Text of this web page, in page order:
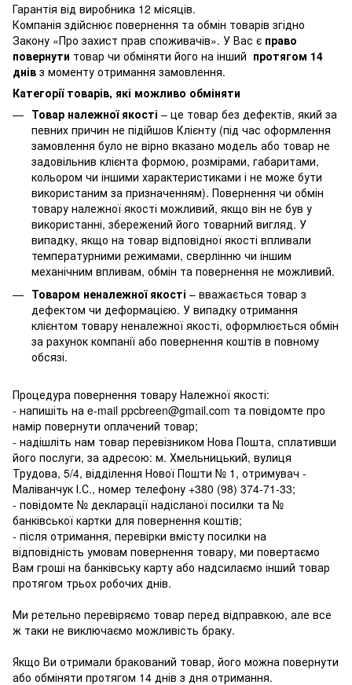
Гарантія від виробника 12 місяців.
Компанія здійснює повернення та обмін товарів згідно
Закону «Про захист прав споживачів». У Вас є право
повернути товар чи обміняти його на інший протягом 14
днів з моменту отримання замовлення.
Категорії товарів, які можливо обміняти
Товар належної якості – це товар без дефектів, який за
певних причин не підійшов Клієнту (під час оформлення
замовлення було не вірно вказано модель або товар не
задовільнив клієнта формою, розмірами, габаритами,
кольором чи іншими характеристиками і не може бути
використаним за призначенням). Повернення чи обмін
товару належної якості можливий, якщо він не був у
використанні, збережений його товарний вигляд. У
випадку, якщо на товар відповідної якості впливали
температурними режимами, сверлінню чи іншим
механічним впливам, обмін та повернення не можливий.
Товаром неналежної якості – вважається товар з
дефектом чи деформацією. У випадку отримання
клієнтом товару неналежної якості, оформлюється обмін
за рахунок компанії або повернення коштів в повному
обсязі.
Процедура повернення товару Належної якості:
- напишіть на e-mail ppcbreen@gmail.com та повідомте про
намір повернути оплачений товар;
- надішліть нам товар перевізником Нова Пошта, сплативши
його послуги, за адресою: м. Хмельницький, вулиця
Трудова, 5/4, відділення Нової Пошти № 1, отримувач -
Маліванчук І.С., номер телефону +380 (98) 374-71-33;
- повідомте № декларації надісланої посилки та №
банківської картки для повернення коштів;
- після отримання, перевірки вмісту посилки на
відповідність умовам повернення товару, ми повертаємо
Вам гроші на банківську карту або надсилаємо інший товар
протягом трьох робочих днів.
Ми ретельно перевіряємо товар перед відправкою, але все
ж таки не виключаємо можливість браку.
Якщо Ви отримали бракований товар, його можна повернути
або обміняти протягом 14 днів з дня отримання.